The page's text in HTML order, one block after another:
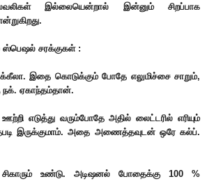
இல்லையென்றால் இன்னும் சிறப்பாக
ஸ்பெஷல் சரக்குகள் :
இதை கொடுக்கும் போதே எலுமிச்சை சாறும்,
நக். ஏகாந்தம்தான்.
எடுத்து வரும்போதே அதில் லைட்டரில் எரியும்
இருக்குமாம். அதை அணைத்தவுடன் ஒரே கல்ப்.
உண்டு. அடிஷனல் போதைக்கு 100 %